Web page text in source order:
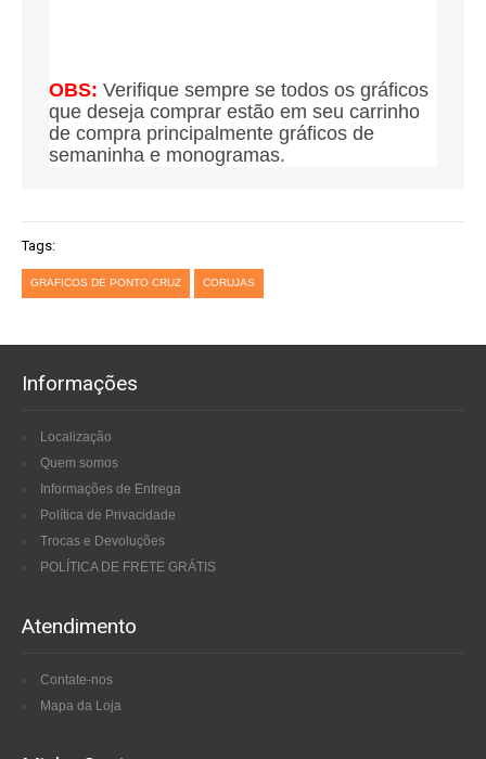
OBS: Verifique sempre se todos os gráficos
que deseja comprar estão em seu carrinho
de compra principalmente gráficos de
semaninha e monogramas.
Tags:
GRAFICOS DE PONTO CRUZ CORUJAS
Informações
Localização
Quem somos
Informações de Entrega
Política de Privacidade
Trocas e Devoluções
POLÍTICA DE FRETE GRÁTIS
Atendimento
Contate-nos
Mapa da Loja